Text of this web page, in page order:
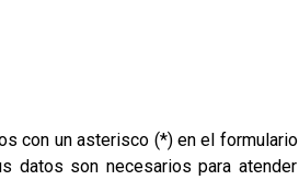
con un asterisco (*) en el
datos son necesarios para